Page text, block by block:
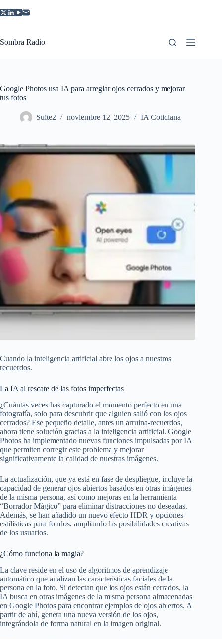
al
Sombra Radio
Google Photos usa IA para arreglar ojos cerrados y mejorar
tus fotos
Suite2 noviembre 12, 2025 IA Cotidiana
Cuando la inteligencia artificial abre los ojos a nuestros
recuerdos.
La IA al rescate de las fotos imperfectas
¿Cuántas veces has capturado el momento perfecto en una
fotografía, solo para descubrir que alguien salió con los ojos
cerrados? Ese pequeño detalle, antes un arruina-recuerdos,
ahora tiene solución gracias a la inteligencia artificial. Google
Photos ha implementado nuevas funciones impulsadas por IA
que permiten corregir este problema y mejorar
significativamente la calidad de nuestras imágenes.
La actualización, que ya está en fase de despliegue, incluye la
capacidad de generar ojos abiertos basados en otras imágenes
de la misma persona, así como mejoras en la herramienta
“Borrador Mágico” para eliminar distracciones no deseadas.
Además, se han añadido un nuevo efecto HDR y opciones
estilísticas para fondos, ampliando las posibilidades creativas
de los usuarios.
¿Cómo funciona la magia?
La clave reside en el uso de algoritmos de aprendizaje
automático que analizan las características faciales de la
persona en la foto. Si detectan que los ojos están cerrados, la
IA busca en otras imágenes de la misma persona almacenadas
en Google Photos para encontrar ejemplos de ojos abiertos. A
partir de ahí, genera una nueva versión de los ojos,
integrándola de forma natural en la imagen original.